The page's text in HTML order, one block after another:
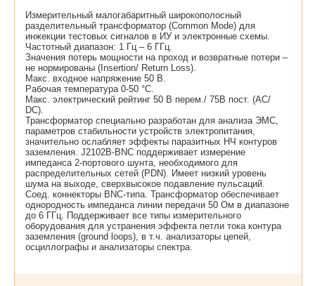
Измерительный малогабаритный широкополосный
разделительный трансформатор (Common Mode) для
инжекции тестовых сигналов в ИУ и электронные схемы.
Частотный диапазон: 1 Гц – 6 ГГц.
Значения потерь мощности на проход и возвратные потери –
не нормированы (Insertion/ Return Loss).
Макс. входное напряжение 50 В.
Рабочая температура 0-50 °С.
Макс. электрический рейтинг 50 В перем./ 75В пост. (AC/
DC).
Трансформатор специально разработан для анализа ЭМС,
параметров стабильности устройств электропитания,
значительно ослабляет эффекты паразитных НЧ контуров
заземления. J2102B-BNC поддерживает измерение
импеданса 2-портового шунта, необходимого для
распределительных сетей (PDN). Имеет низкий уровень
шума на выходе, сверхвысокое подавление пульсаций.
Соед. коннекторы BNC-типа. Трансформатор обеспечивает
однородность импеданса линии передачи 50 Ом в диапазоне
до 6 ГГц. Поддерживает все типы измерительного
оборудования для устранения эффекта петли тока контура
заземления (ground loops), в т.ч. анализаторы цепей,
осциллографы и анализаторы спектра.